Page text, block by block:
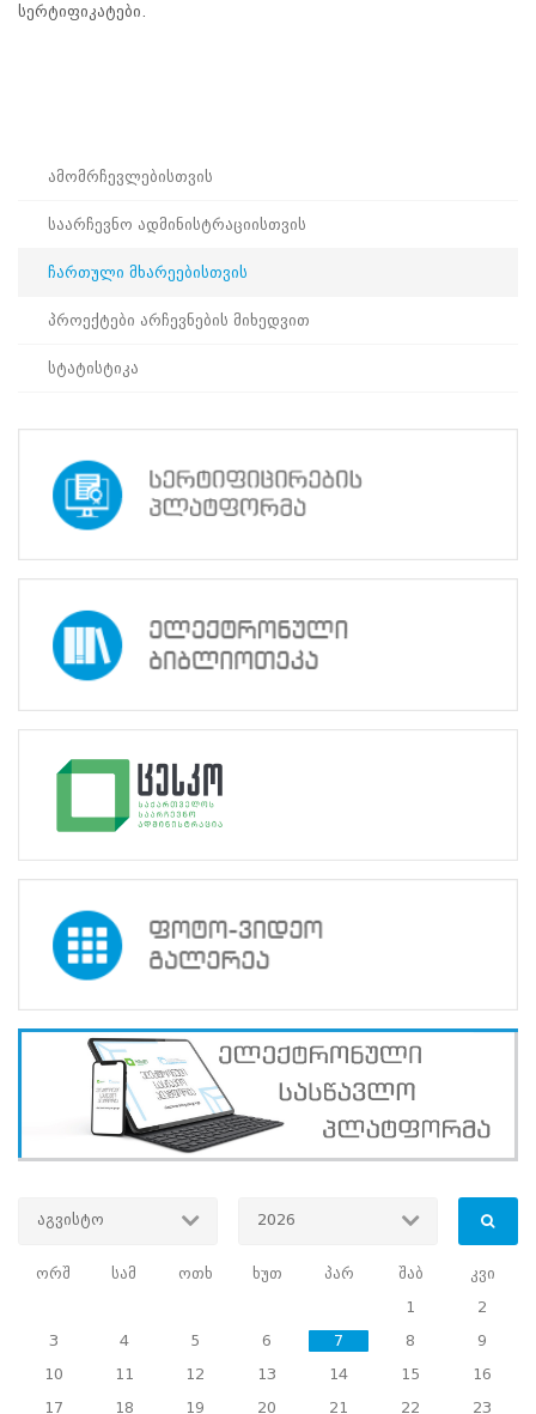
საარჩევნო
ჩართული
პროექტები
სტატისტიკა
სწავლების ცენტრისა და
კონრად ადენაუერის
ფონდის პარტნიორობით
დასრულდა
საქართველოს
საარჩევნო
საარჩევნო
რეფორმებისა
სწავლების
კონრად
ადენაუერის
სახელობის
და
”დოიჩე
წარმომადგენლებისათვის
თემაზე
გაშუქება”.
მიიღო
კონკურსის
სერტიფიკატები.
ამომრჩევლებისთვის
საარჩევნო ადმინისტრაციისთვის
ჩართული მხარეებისთვის
პროექტები არჩევნების მიხედვით
სტატისტიკა
აგვისტო 2026
ორშ სამ ოთხ ხუთ პარ შაბ
კვი
1
2
3
4 5 6 7 8
9
10
11 12 13 14 15
16
17
18 19 20 21 22
23